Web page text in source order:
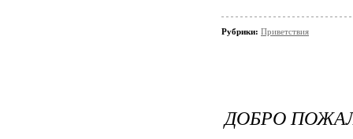
Рубрики: Приветствия
ДОБРО